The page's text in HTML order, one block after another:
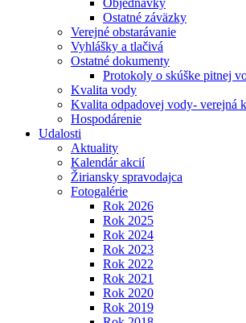
Objednávky
Ostatné záväzky
Verejné obstarávanie
Vyhlášky a tlačivá
Ostatné dokumenty
Protokoly o skúške pitnej
Kvalita vody
Kvalita odpadovej vody- verejná
Hospodárenie
Udalosti
Aktuality
Kalendár akcií
Žiriansky spravodajca
Fotogalérie
Rok 2026
Rok 2025
Rok 2024
Rok 2023
Rok 2022
Rok 2021
Rok 2020
Rok 2019